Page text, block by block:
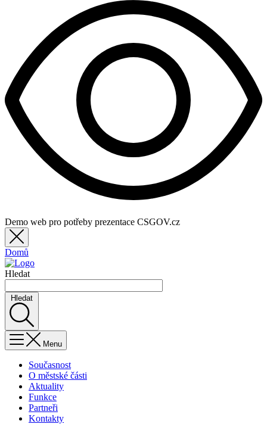
Demo web pro potřeby prezentace CSGOV.cz
Domů
Hledat
Hledat
Menu
Současnost
O městské části
Aktuality
Funkce
Partneři
Kontakty